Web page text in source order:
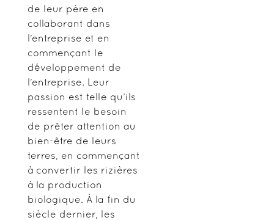
de leur père en
collaborant dans
l’entreprise et en
commençant le
développement de
l’entreprise. Leur
passion est telle qu’ils
ressentent le besoin
de prêter attention au
bien-être de leurs
terres, en commençant
à convertir les rizières
à la production
biologique. À la fin du
siècle dernier, les